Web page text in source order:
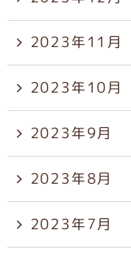
2023年11月
2023年10月
2023年9月
2023年8月
2023年7月